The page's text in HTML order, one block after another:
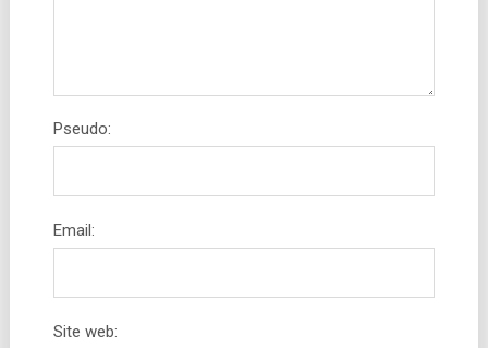
Pseudo:
Email:
Site web: